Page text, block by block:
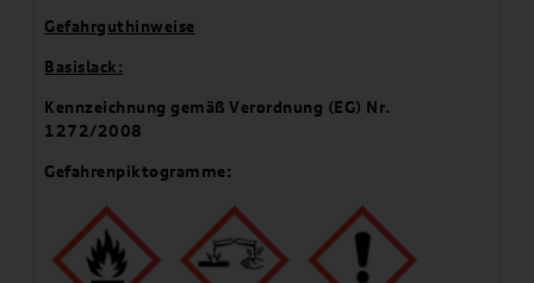
Gefahrguthinweise
Basislack:
Kennzeichnung gemäß Verordnung (EG) Nr.
1272/2008
Gefahrenpiktogramme: